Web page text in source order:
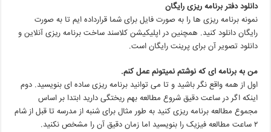
دانلود دفتر برنامه ریزی رایگان
نمونه برنامه ریزی ها را به صورت فایل برای شما قرارداده ایم تا به صورت
رایگان دانلود کنید. همچنین در اپلیکیشن کلاسند ساخت برنامه ریزی آنلاین و
دانلود تصویر آن برای پرینت رایگان است.
من به برنامه ای که نوشتم نمیتونم عمل کنم.
اول از همه واقع نگر باشید و تا می توانید برنامه ریزی ساده ای بنویسید. دوم
اینکه اگر در ساعت دقیق شروع مطالعه بهم ریختگی دارید ابتدا بر اساس
مجموع مطالعه برنامه ریزی کنید به طور مثال برای شنبه از مدرسه تا قبل از شام
۲ ساعت مطالعه فیزیک را بنویسید اما زمان دقیق آن را مشخص نکنید.